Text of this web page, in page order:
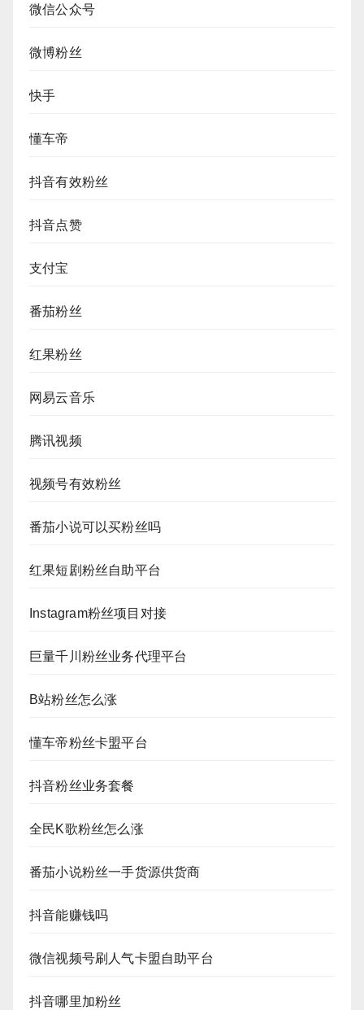
微信公众号
微博粉丝
快手
懂车帝
抖音有效粉丝
抖音点赞
支付宝
番茄粉丝
红果粉丝
网易云音乐
腾讯视频
视频号有效粉丝
番茄小说可以买粉丝吗
红果短剧粉丝自助平台
Instagram粉丝项目对接
巨量千川粉丝业务代理平台
B站粉丝怎么涨
懂车帝粉丝卡盟平台
抖音粉丝业务套餐
全民K歌粉丝怎么涨
番茄小说粉丝一手货源供货商
抖音能赚钱吗
微信视频号刷人气卡盟自助平台
抖音哪里加粉丝